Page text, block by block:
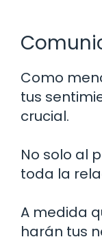
Como
tus
crucial.
No solo al
toda la
A medida
harán tus